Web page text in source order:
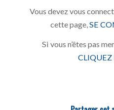
Vous devez vous
cette page, SE
Si vous n’êtes pas
CLIQUEZ